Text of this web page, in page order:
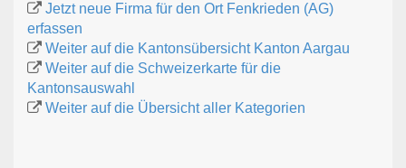
Jetzt neue Firma für den Ort Fenkrieden (AG)
erfassen
Weiter auf die Kantonsübersicht Kanton Aargau
Weiter auf die Schweizerkarte für die
Kantonsauswahl
Weiter auf die Übersicht aller Kategorien